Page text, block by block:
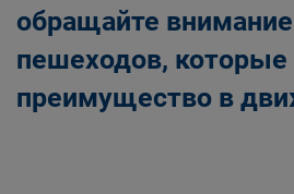
обращайте
пешеходов,
преимущество в